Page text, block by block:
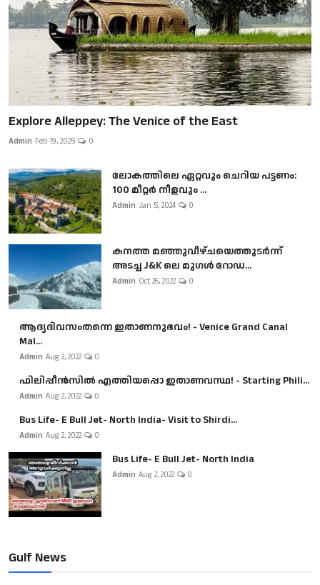
Explore Alleppey: The Venice of the East
Admin Feb 19, 2025 0
ലോകത്തിലെ ഏറ്റവും ചെറിയ പട്ടണം:
100 മീറ്റർ നീളവും ...
Admin Jan 5, 2024 0
കനത്ത മഞ്ഞുവീഴ്ചയെത്തുടർന്ന്
അടച്ച J&K ലെ മുഗൾ റോഡ...
Admin Oct 26, 2022 0
ആദ്യദിവസംതന്നെ ഇതാണനുഭവം! - Venice Grand Canal
Mal...
Admin Aug 2, 2022 0
ഫിലിപ്പീൻസിൽ എത്തിയപ്പൊ ഇതാണവസ്ഥ! - Starting Phili...
Admin Aug 2, 2022 0
Bus Life- E Bull Jet- North India- Visit to Shirdi...
Admin Aug 2, 2022 0
Bus Life- E Bull Jet- North India
Admin Aug 2, 2022 0
Gulf News